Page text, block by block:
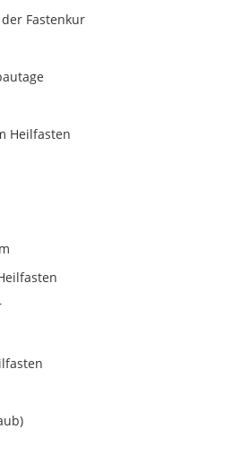
Fastenkur
Heilfasten